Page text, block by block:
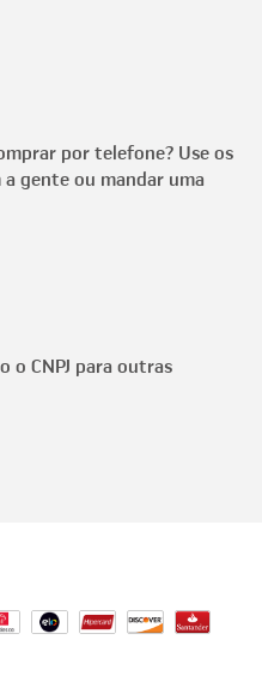
por telefone? Use os
gente ou mandar uma
o CNPJ para outras